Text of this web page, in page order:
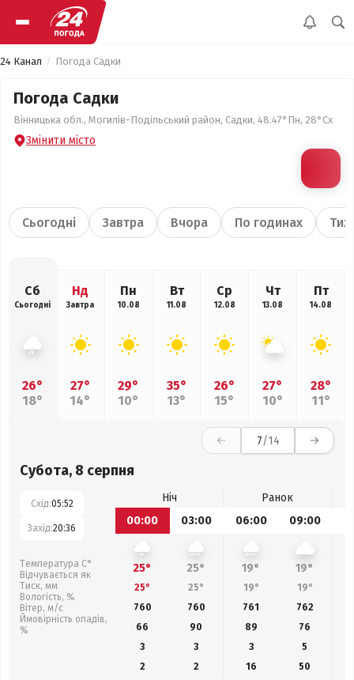
24 Канал Погода Садки
Погода Садки
Вінницька обл., Могилів-Подільський район, Садки, 48.47°Пн, 28°Сх
Змінити місто
Сьогодні Завтра Вчора По годинах
Сб
Сьогодні
26°
18°
Нд
Завтра
27°
14°
Пн
10.08
29°
10°
Вт
11.08
35°
13°
Ср
12.08
26°
15°
Чт
13.08
27°
10°
Пт
14.08
28°
11°
7/14
Субота, 8 серпня
Схід:05:52
Захід:20:36
Температура С°
Відчувається як
Тиск, мм
Вологість, %
Вітер, м/с
Ймовірність опадів,
%
Ніч
Ранок
00:00
03:00 06:00 09:00
25° 25° 19° 19°
25° 25° 19° 19°
760
760 761 762
66
90 89 76
3
3 3
5
2
2 16 50